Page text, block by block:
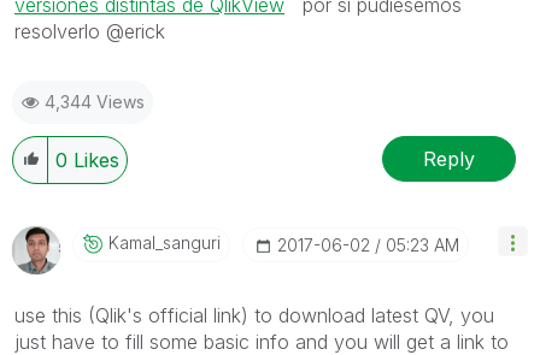
versiones distintas de QlikView por si pudiésemos
resolverlo @erick
4,344 Views
0 Likes Reply
Kamal_sanguri ‎2017-06-02 05:23 AM
use this (Qlik's official link) to download latest QV, you
just have to fill some basic info and you will get a link to